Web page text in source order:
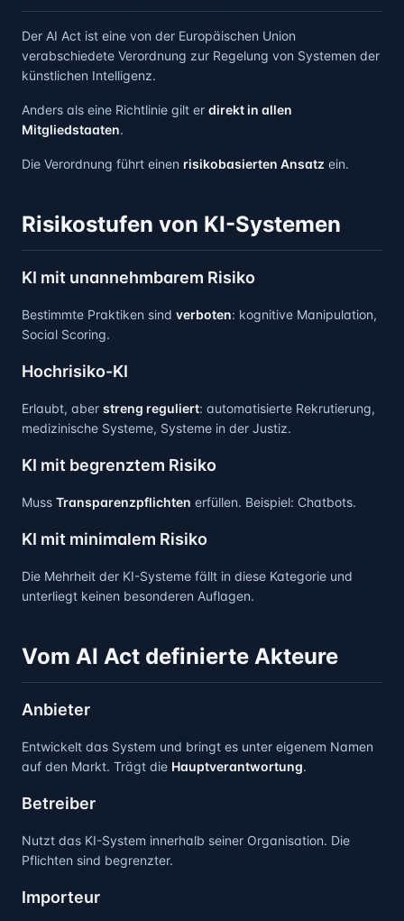
Der AI Act ist eine von der Europäischen Union
verabschiedete Verordnung zur Regelung von Systemen der
künstlichen Intelligenz.
Anders als eine Richtlinie gilt er direkt in allen
Mitgliedstaaten.
Die Verordnung führt einen risikobasierten Ansatz ein.
Risikostufen von KI-Systemen
KI mit unannehmbarem Risiko
Bestimmte Praktiken sind verboten: kognitive Manipulation,
Social Scoring.
Hochrisiko-KI
Erlaubt, aber streng reguliert: automatisierte Rekrutierung,
medizinische Systeme, Systeme in der Justiz.
KI mit begrenztem Risiko
Muss Transparenzpflichten erfüllen. Beispiel: Chatbots.
KI mit minimalem Risiko
Die Mehrheit der KI-Systeme fällt in diese Kategorie und
unterliegt keinen besonderen Auflagen.
Vom AI Act definierte Akteure
Anbieter
Entwickelt das System und bringt es unter eigenem Namen
auf den Markt. Trägt die Hauptverantwortung.
Betreiber
Nutzt das KI-System innerhalb seiner Organisation. Die
Pflichten sind begrenzter.
Importeur